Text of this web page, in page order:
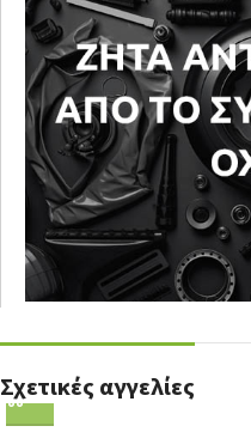
Σχετικές αγγελίες